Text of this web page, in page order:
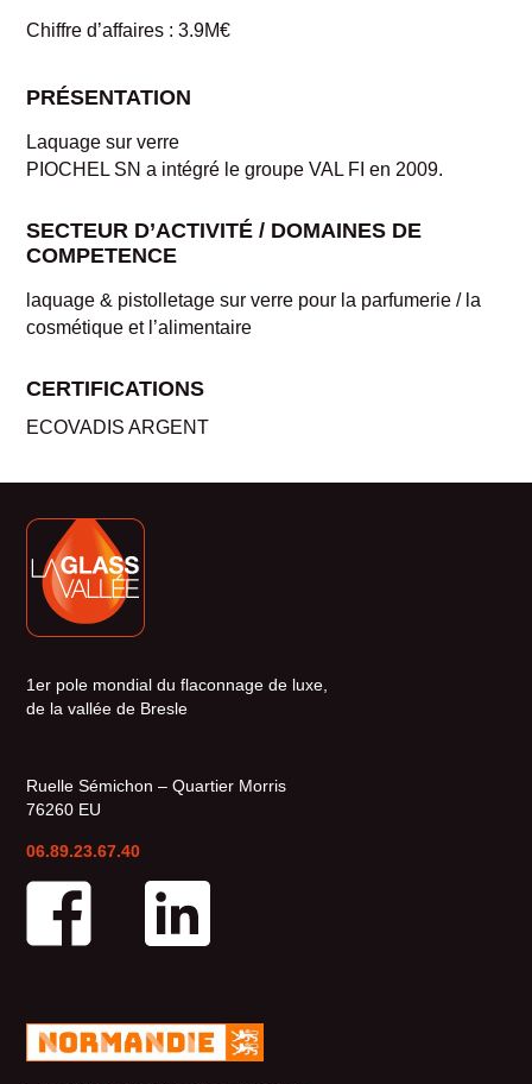
Chiffre d’affaires : 3.9M€
PRÉSENTATION
Laquage sur verre
PIOCHEL SN a intégré le groupe VAL FI en 2009.
SECTEUR D’ACTIVITÉ / DOMAINES DE
COMPETENCE
laquage & pistolletage sur verre pour la parfumerie / la
cosmétique et l’alimentaire
CERTIFICATIONS
ECOVADIS ARGENT
1er pole mondial du flaconnage de luxe,
de la vallée de Bresle
Ruelle Sémichon – Quartier Morris
76260 EU
06.89.23.67.40